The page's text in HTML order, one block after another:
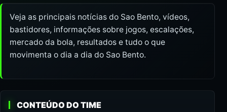
Veja as principais notícias do Sao Bento, vídeos,
bastidores, informações sobre jogos, escalações,
mercado da bola, resultados e tudo o que
movimenta o dia a dia do Sao Bento.
CONTEÚDO DO TIME